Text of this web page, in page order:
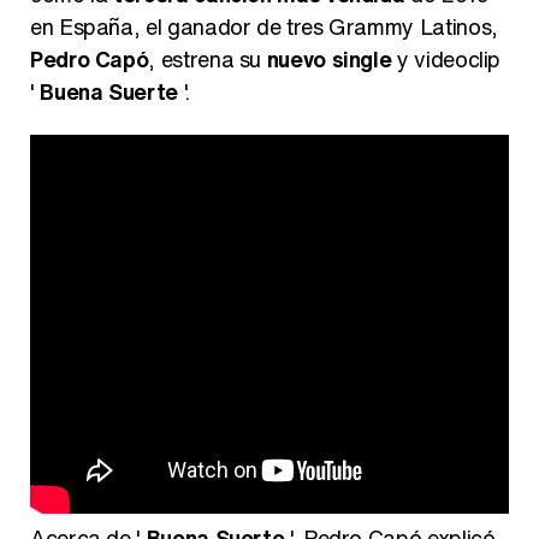
en España, el ganador de tres Grammy Latinos,
Pedro Capó, estrena su nuevo singley videoclip
' Buena Suerte'.